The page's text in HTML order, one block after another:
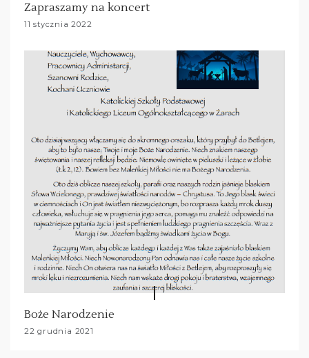
Zapraszamy na koncert
11 stycznia 2022
Boże Narodzenie
22 grudnia 2021